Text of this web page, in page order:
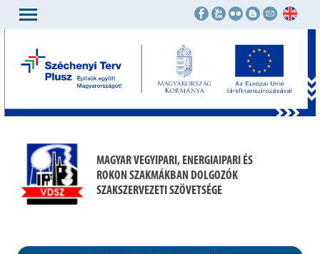
MAGYAR VEGYIPARI, ENERGIAIPARI ÉS
ROKON SZAKMÁKBAN DOLGOZÓK
SZAKSZERVEZETI SZÖVETSÉGE